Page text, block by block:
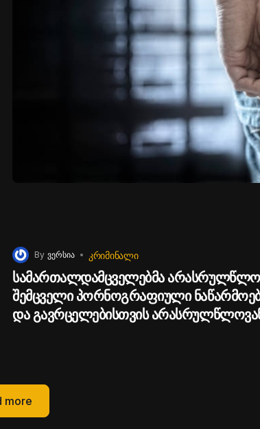
By ვერსია ᲙᲠᲘᲛᲘᲜᲐᲚᲘ
სამართალდამცველებმა
შემცველი პორნოგრაფიული
და გავრცელებისთვის
more